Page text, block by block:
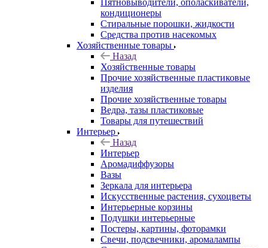
Пятновыводители, ополаскиватели,
кондиционеры
Стиральные порошки, жидкости
Средства против насекомых
Хозяйственные товары
Назад
Хозяйственные товары
Прочие хозяйственные пластиковые
изделия
Прочие хозяйственные товары
Ведра, тазы пластиковые
Товары для путешествий
Интерьер
Назад
Интерьер
Аромадиффузоры
Вазы
Зеркала для интерьера
Искусственные растения, сухоцветы
Интерьерные корзины
Подушки интерьерные
Постеры, картины, фоторамки
Свечи, подсвечники, аромалампы